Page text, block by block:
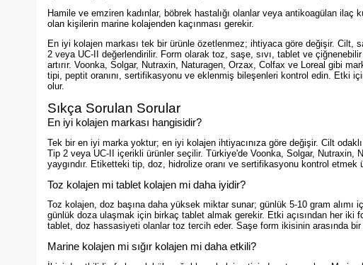
Hamile ve emziren kadınlar, böbrek hastalığı olanlar veya antikoagülan ilaç
olan kişilerin marine kolajenden kaçınması gerekir.
En iyi kolajen markası tek bir ürünle özetlenmez; ihtiyaca göre değişir.
2 veya UC-II değerlendirilir. Form olarak toz, saşe, sıvı, tablet ve
artırır. Voonka, Solgar, Nutraxin, Naturagen, Orzax, Colfax ve Loreal gibi
tipi, peptit oranını, sertifikasyonu ve eklenmiş bileşenleri kontrol edin. Etki
olur.
Sıkça Sorulan Sorular
En iyi kolajen markası hangisidir?
Tek bir en iyi marka yoktur; en iyi kolajen ihtiyacınıza göre değişir. Cilt
Tip 2 veya UC-II içerikli ürünler seçilir. Türkiye'de Voonka, Solgar, Nutraxin,
yaygındır. Etiketteki tip, doz, hidrolize oranı ve sertifikasyonu kontrol etmek
Toz kolajen mi tablet kolajen mi daha iyidir?
Toz kolajen, doz başına daha yüksek miktar sunar; günlük 5-10 gram alımı
günlük doza ulaşmak için birkaç tablet almak gerekir. Etki açısından her
tablet, doz hassasiyeti olanlar toz tercih eder. Saşe form ikisinin arasında bir
Marine kolajen mi sığır kolajen mi daha etkili?